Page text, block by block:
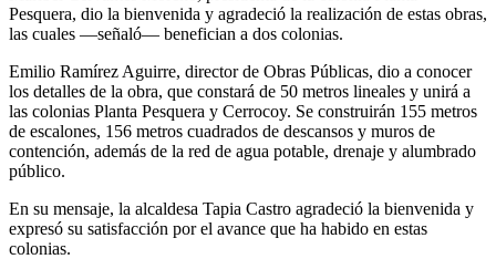
Pesquera, dio la bienvenida y agradeció la realización de estas obras,
las cuales —señaló— benefician a dos colonias.
Emilio Ramírez Aguirre, director de Obras Públicas, dio a conocer
los detalles de la obra, que constará de 50 metros lineales y unirá a
las colonias Planta Pesquera y Cerrocoy. Se construirán 155 metros
de escalones, 156 metros cuadrados de descansos y muros de
contención, además de la red de agua potable, drenaje y alumbrado
público.
En su mensaje, la alcaldesa Tapia Castro agradeció la bienvenida y
expresó su satisfacción por el avance que ha habido en estas
colonias.